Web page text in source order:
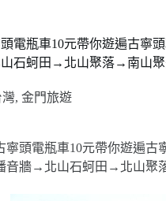
頭電瓶車10元帶你遊遍古
石蚵田→北山聚落→南山
灣, 金門旅遊